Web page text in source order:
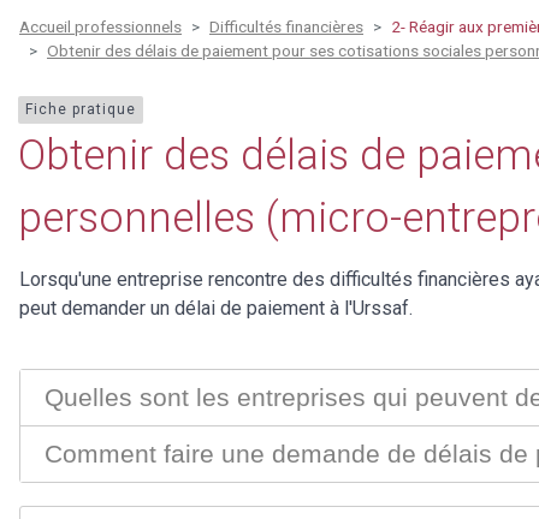
Accueil professionnels Difficultés financières
2- Réagir aux
Obtenir des délais de paiement pour ses cotisations sociales
Fiche pratique
Obtenir des délais de
personnelles (micro-
Lorsqu'une entreprise rencontre des difficultés financières
peut demander un délai de paiement à l'Urssaf.
Quelles sont les entreprises qui peuvent
Comment faire une demande de délais de